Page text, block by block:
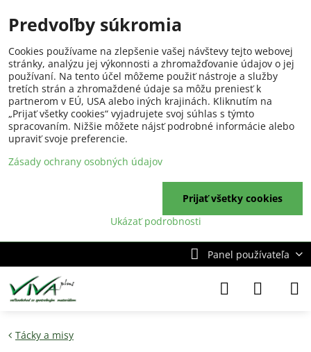
Panel používateľa
Tácky a misy
Predvoľby súkromia
Cookies používame na zlepšenie vašej návštevy tejto webovej
stránky, analýzu jej výkonnosti a zhromažďovanie údajov o jej
používaní. Na tento účel môžeme použiť nástroje a služby
tretích strán a zhromaždené údaje sa môžu preniesť k
partnerom v EÚ, USA alebo iných krajinách. Kliknutím na
„Prijať všetky cookies“ vyjadrujete svoj súhlas s týmto
spracovaním. Nižšie môžete nájsť podrobné informácie alebo
upraviť svoje preferencie.
Zásady ochrany osobných údajov
Ukázať podrobnosti
Prijať všetky cookies